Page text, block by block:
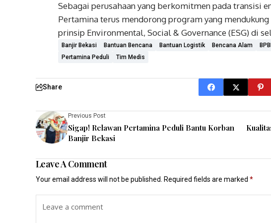
Sebagai perusahaan yang berkomitmen pada transisi
Pertamina terus mendorong program yang
prinsip Environmental, Social & Governance (ESG) di
Banjir Bekasi Bantuan Bencana Bantuan Logistik Bencana Alam
Pertamina Peduli
Tim Medis
Share
Previous Post
Sigap! Relawan Pertamina Peduli Bantu Korban
Banjir Bekasi
Leave A Comment
Your email address will not be published. Required fields are marked *